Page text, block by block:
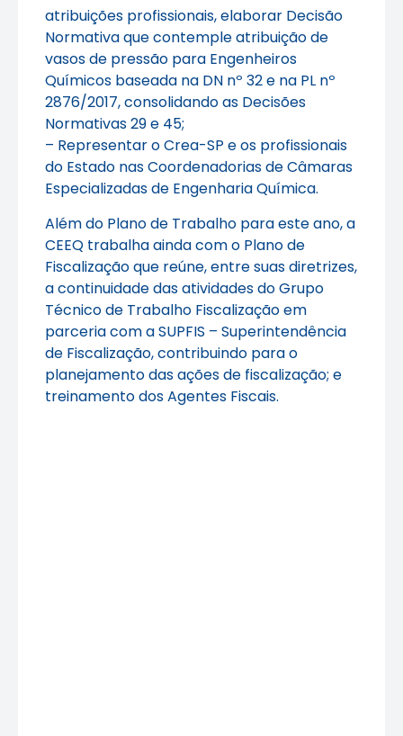
atribuições profissionais, elaborar Decisão
Normativa que contemple atribuição de
vasos de pressão para Engenheiros
Químicos baseada na DN nº 32 e na PL nº
2876/2017, consolidando as Decisões
Normativas 29 e 45;
– Representar o Crea-SP e os profissionais
do Estado nas Coordenadorias de Câmaras
Especializadas de Engenharia Química.
Além do Plano de Trabalho para este ano, a
CEEQ trabalha ainda com o Plano de
Fiscalização que reúne, entre suas diretrizes,
a continuidade das atividades do Grupo
Técnico de Trabalho Fiscalização em
parceria com a SUPFIS – Superintendência
de Fiscalização, contribuindo para o
planejamento das ações de fiscalização; e
treinamento dos Agentes Fiscais.